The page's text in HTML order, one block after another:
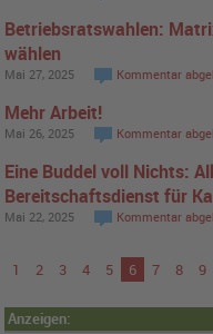
Betriebsratswahlen:
wählen
Mai 27, 2025 Kommentar
Mehr Arbeit!
Mai 26, 2025 Kommentar
Eine Buddel voll Nichts:
Bereitschaftsdienst für
Mai 22, 2025 Kommentar
1 2 3 4 5 6 7 8 9
Anzeigen: